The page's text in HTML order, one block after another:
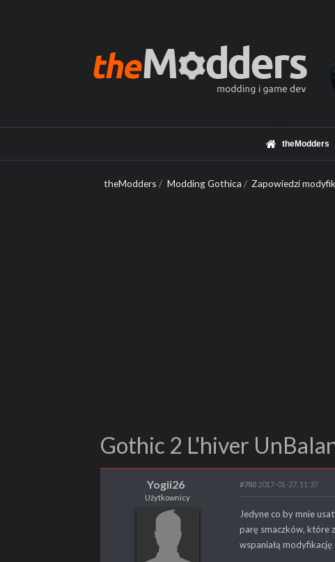
theModders
theModders / Modding Gothica / Zapowiedzi
Gothic 2 L'hiver
Yogii26
Yogii26
Użytkownicy
#780 2017-01-27, 11:37
Jedyne co by mnie
parę smaczków, które
wspaniałą modyfikację